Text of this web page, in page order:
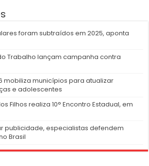
foram subtraídos em 2025, aponta
Trabalho lançam campanha contra
mobiliza municípios para atualizar
e adolescentes
Filhos realiza 10° Encontro Estadual, em
publicidade, especialistas defendem
Brasil